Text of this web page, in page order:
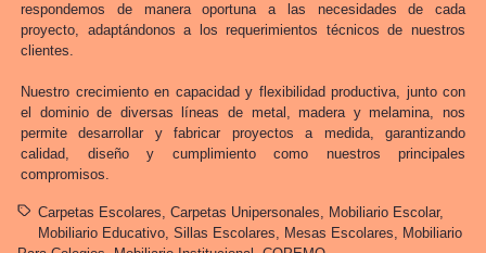
respondemos de manera oportuna a las necesidades de cada
proyecto, adaptándonos a los requerimientos técnicos de nuestros
clientes.
Nuestro crecimiento en capacidad y flexibilidad productiva, junto con
el dominio de diversas líneas de metal, madera y melamina, nos
permite desarrollar y fabricar proyectos a medida, garantizando
calidad, diseño y cumplimiento como nuestros principales
compromisos.
Carpetas Escolares Carpetas Unipersonales
Mobiliario Escolar
Mobiliario Educativo Sillas Escolares Mesas Escolares
Mobiliario